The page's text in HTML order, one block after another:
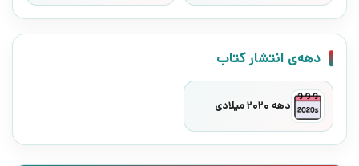
دهه‌ی انتشار کتاب
دهه 2020 میلادی